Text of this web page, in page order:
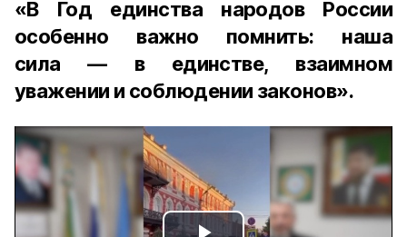
«В Год единства народов России
особенно важно помнить: наша
сила — в единстве, взаимном
уважении и соблюдении законов».